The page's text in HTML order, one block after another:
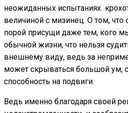
неожиданных испытаниях
величиной с мизинец. О том,
порой присущи даже тем, кого
обычной жизни, что нельзя
внешнему виду, ведь за
может скрываться большой ум,
способность на подвиги.
Ведь именно благодаря своей